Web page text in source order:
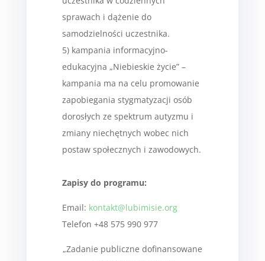
sprawach i dążenie do
samodzielności uczestnika.
5) kampania informacyjno-
edukacyjna „Niebieskie życie” –
kampania ma na celu promowanie
zapobiegania stygmatyzacji osób
dorosłych ze spektrum autyzmu i
zmiany niechętnych wobec nich
postaw społecznych i zawodowych.
Zapisy do programu:
Email: kontakt@lubimisie.org
Telefon +48 575 990 977
„Zadanie publiczne dofinansowane